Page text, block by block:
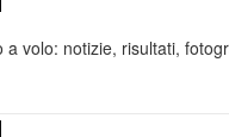
a volo: notizie, risultati,